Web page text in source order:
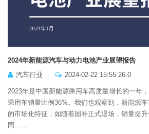
2024年新能源汽车与动力电池产业展望报告
汽车行业
2024-02-22 15:55:26.0
2023年是中国新能源乘用车高质量增长的一年
乘用车销量比例36%。我们也观察到，新能源
的市场化特征，如随着国补正式退场，销量提
同……